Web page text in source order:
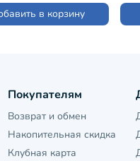
в корзину
Покупателям
Возврат и обмен
Накопительная скидка
Клубная карта